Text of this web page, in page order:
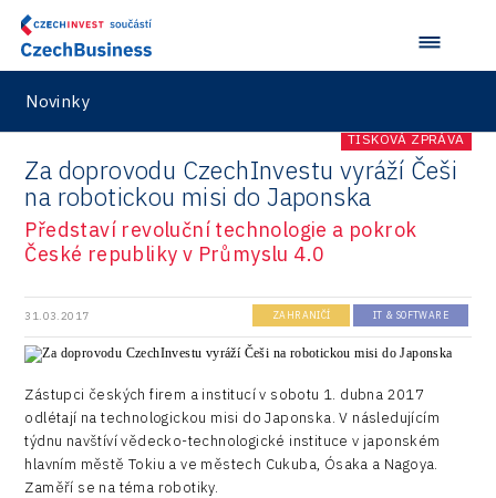
Novinky
TISKOVÁ ZPRÁVA
Za doprovodu CzechInvestu vyráží Češi
na robotickou misi do Japonska
Představí revoluční technologie a pokrok
České republiky v Průmyslu 4.0
31.03.2017 ZAHRANIČÍ IT & SOFTWARE
Zástupci českých firem a institucí v sobotu 1. dubna 2017
odlétají na technologickou misi do Japonska. V následujícím
týdnu navštíví vědecko-technologické instituce v japonském
hlavním městě Tokiu a ve městech Cukuba, Ósaka a Nagoya.
Zaměří se na téma robotiky.